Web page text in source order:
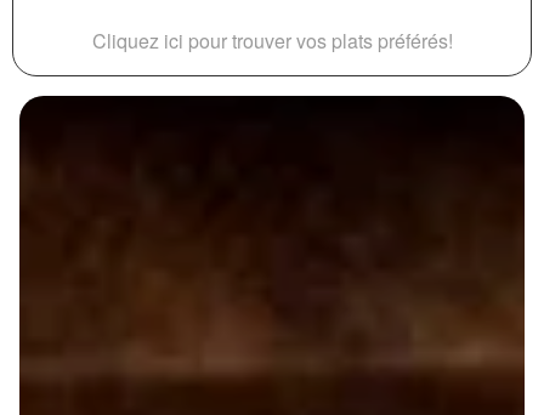
Cliquez ici pour trouver vos plats préférés!